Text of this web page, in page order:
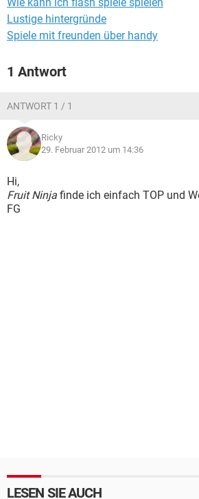
Lustige hintergründe
Spiele mit freunden über handy
1 Antwort
ANTWORT 1 / 1
Ricky
29. Februar 2012 um 14:36
Hi,
Fruit Ninja finde ich einfach TOP und
FG
LESEN SIE AUCH